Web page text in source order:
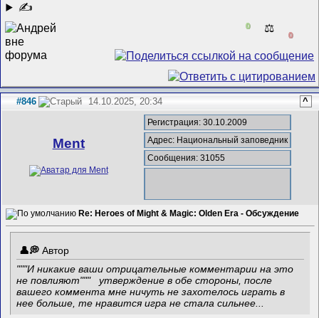
✍
0 ⚖️
0
#846 14.10.2025, 20:34 ^
Ment
Регистрация: 30.10.2009
Адрес: Национальный заповедник
Сообщения: 31055
Re: Heroes of Might & Magic: Olden Era - Обсуждение
Автор
"""И никакие ваши отрицательные комментарии на это
не повлияют""" утверждение в обе стороны, после
вашего коммента мне ничуть не захотелось играть в
нее больше, те нравится игра не стала сильнее...